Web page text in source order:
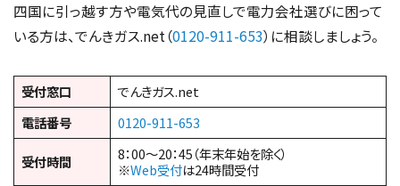
四国に引っ越す方や電気代の見直しで電力会社選びに困って
いる方は、でんきガス.net（0120-911-653）に相談しましょう。
受付窓口
でんきガス.net
電話番号
0120-911-653
受付時間
8：00～20：45（年末年始を除く）
※Web受付は24時間受付